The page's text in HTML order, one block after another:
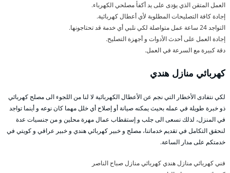
العمل المتقن الذي يؤدى على يد أكفأ مصلحي الكهرباء.
إجادة كافة التصليحات المطلوبة لأي أعطال كهربائية.
التواجد 24 ساعة عمل متواصلة لكي نلبي أي خدمة قد تحتاجونها.
إجادة العمل على أحدث الأدوات و أجهزة التصليح.
دقة كبيرة مع السرعة في العمل.
كهربائي منازل هندي
لكي نتفادى الأخطار التي نجم عن الأعطال الكهربائية لا لنا من اللجوء الى مصلح كهربائي
ذو خبرة طويلة في عمله بحيث يمكنه صيانة أو إصلاح أي خلل مهما كان نوعه و أينما تواجد
في المنزل، لذلك نسعى الى جلب و إستقطاب عمال مهرة محلين و من جنسيات عدة
لنحقق التكامل في تقديم خدماتنا، مصلح و خبير كهربائي هندي و خبير عراقي و كويتي في
خدمتكم على مدار الساعة.
فني كهربائي منازل هندي كهربائي منازل صباح الناصر